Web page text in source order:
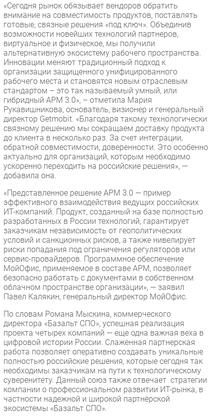
«Сегодня рынок обязывает вендоров обратить
внимание на совместимость продуктов, поставлять
готовые, связные решения «под ключ». Объединив
возможности новейших технологий партнеров,
виртуальное и физическое, мы получили
альтернативную экосистему рабочего пространства.
Инновации меняют традиционный подход к
организации защищенного унифицированного
рабочего места и становятся новым отраслевым
стандартом – это так называемый умный, или
гибридный АРМ 3.0», – отметила Мария
Рукавишникова, основатель, визионер и генеральный
директор Getmobit. «Благодаря такому технологически
связному решению мы сокращаем доставку продукта
до клиента в несколько раз. За счет интеграции,
обратной совместимости, доверенности. Это особенно
актуально для организаций, которым необходимо
ускоренно переходить на российские решения», —
добавила она.
«Представленное решение АРМ 3.0 — пример
эффективного взаимодействия ведущих российских
ИТ-компаний. Продукт, созданный на базе полностью
разработанных в России технологий, гарантирует
заказчикам независимость от геополитических
условий и санкционных рисков, а также нивелирует
риски попадания под ограничения регуляторов или
сервис-провайдеров. Программное обеспечение
МойОфис, применяемое в составе АРМ, позволяет
безопасно работать с документами в собственном
облачном пространстве организации», — заявил
Павел Калякин, генеральный директор МойОфис.
По словам Романа Мыскина, коммерческого
директора «Базальт СПО», успешная реализация
проекта четырех компаний — еще одна важная веха в
цифровой истории России. Слаженная партнерская
работа позволяет оперативно создавать уникальные
полностью российские решения, которые сегодня так
необходимы заказчикам на пути к технологическому
суверенитету. Данный союз также отвечает стратегии
компании о профессиональном развитии ИТ-рынка, в
частности надежной и широкой партнёрской
экосистемы «Базальт СПО».